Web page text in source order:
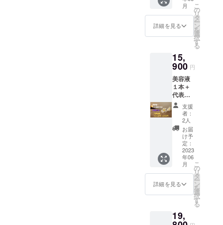
希望す
れば、
「VOIC
E化粧品
開発
一員と
して参
加する
ことが
出来ま
す。
込）で
美容液
を購入
す。
●また、
れば、
「VOIC
E化粧品
開発
チー
ム」の
一員と
して参
加する
ことが
出来ま
す。
ンへ来
れない
方、お
め！ オ
ンライ
ンで小
顔にな
る手法
をマス
ターし
てみま
せん
か？ ※
セルフ
ケア
セッ
ション
につい
ては、
オンラ
を予定
を持つ
男性美
容家の
代表山
本が、
ついて
相談に
乗りま
す。 男
性同士
だか
ら、気
軽に話
せて、
きっと
あなた
の美容
の参考
になる
はずで
す。 ※
美容相
ンライ
ンにて
月
詳細を見る
こ
の
リ
タ
ー
ン
を
選
択
す
る
15,
900 円
美容液
１本＋
代表施
術の小
顔矯正
コルギ
３０分
（お顔
のみ）
代表山
本によ
るお顔
のみの
施術で
す。 10
年以上
を積み
重ねた
支援
者：
2人
お届
け予
定：
2023
年06
月
詳細を見る
こ
の
リ
タ
ー
ン
を
選
択
す
る
19,